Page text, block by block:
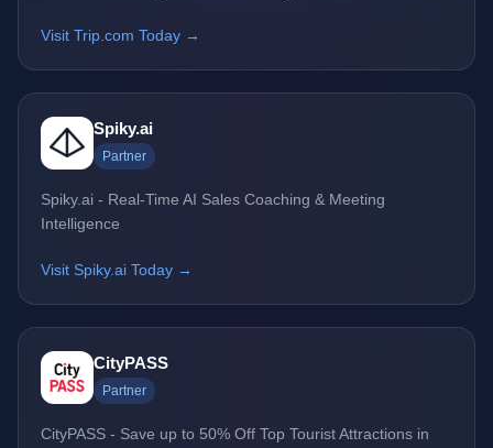
Visit Trip.com Today →
Spiky.ai
Partner
Spiky.ai - Real-Time AI Sales Coaching & Meeting
Intelligence
Visit Spiky.ai Today →
CityPASS
Partner
CityPASS - Save up to 50% Off Top Tourist Attractions in